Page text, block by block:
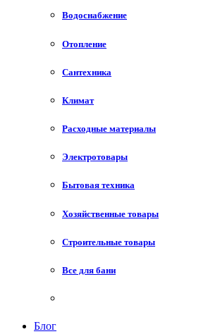
Водоснабжение
Отопление
Сантехника
Климат
Расходные материалы
Электротовары
Бытовая техника
Хозяйственные товары
Строительные товары
Все для бани
Блог